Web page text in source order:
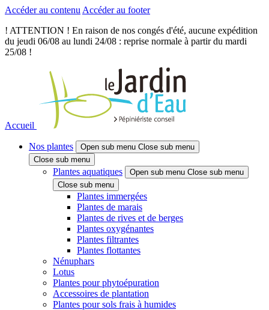
Accéder au contenu Accéder au footer
! ATTENTION ! En raison de nos congés d'été, aucune expédition
du jeudi 06/08 au lundi 24/08 : reprise normale à partir du mardi
25/08 !
Accueil
Nos plantes Open sub menu Close sub menu
Close sub menu
Plantes aquatiques Open sub menu Close sub menu
Close sub menu
Plantes immergées
Plantes de marais
Plantes de rives et de berges
Plantes oxygénantes
Plantes filtrantes
Plantes flottantes
Nénuphars
Lotus
Plantes pour phytoépuration
Accessoires de plantation
Plantes pour sols frais à humides